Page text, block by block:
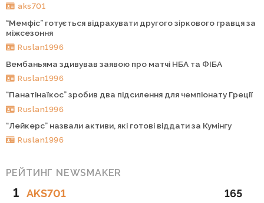
aks701
“Мемфіс” готується відрахувати другого зіркового гравця за
міжсезоння
Ruslan1996
Вембаньяма здивував заявою про матчі НБА та ФІБА
Ruslan1996
“Панатінаїкос” зробив два підсилення для чемпіонату Греції
Ruslan1996
“Лейкерс” назвали активи, які готові віддати за Кумінгу
Ruslan1996
РЕЙТИНГ NEWSMAKER
1 AKS701 165